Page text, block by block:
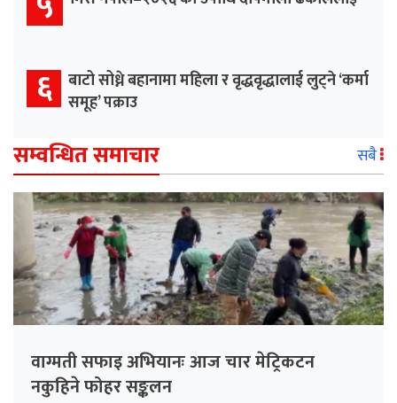
६ बाटो सोध्ने बहानामा महिला र वृद्धवृद्धालाई लुट्ने ‘कर्मा
समूह’ पक्राउ
सम्वन्धित समाचार सबै
वाग्मती सफाइ अभियानः आज चार मेट्रिकटन
नकुहिने फोहर सङ्कलन